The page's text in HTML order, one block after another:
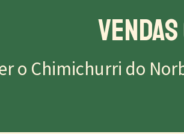
o Chimichurri do